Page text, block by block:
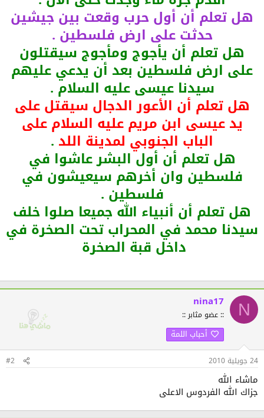
هل تعلم أن أول حرب وقعت بين جيشين
حدثت على ارض فلسطين .
هل تعلم أن يأجوج ومأجوج سيقتلون
على ارض فلسطين بعد أن يدعي عليهم
سيدنا عيسى عليه السلام .
هل تعلم أن الأعور الدجال سيقتل على
يد عيسى ابن مريم عليه السلام على
الباب الجنوبي لمدينة اللد .
هل تعلم أن أول البشر عاشوا في
فلسطين وان أخرهم سيعيشون في
فلسطين .
هل تعلم أن أنبياء الله جميعا صلوا خلف
سيدنا محمد في المحراب تحت الصخرة في
داخل قبة الصخرة
N
nina17
:: عضو مثابر ::
أحباب اللمة
24 جويلية 2010 #2
ماشاء الله
جزاك الله الفردوس الاعلى